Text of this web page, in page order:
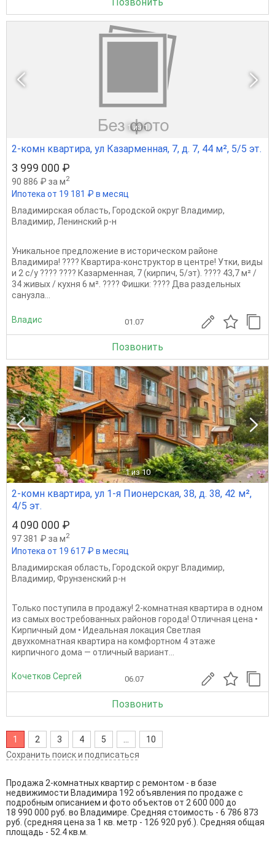
1 из 1
2-комн квартира, ул Казарменная, 7, д. 7, 44 м², 5/5 эт.
3 999 000 ₽
90 886 ₽ за м2
Ипотека от 19 181 ₽ в месяц
Владимирская область, Городской округ Владимир,
Владимир, Ленинский р-н
Уникальное предложение в историческом районе
Владимира! ???? Квартира-конструктор в центре! Утки, виды
и 2 с/у ???? ???? Казарменная, 7 (кирпич, 5/эт). ???? 43,7 м² /
34 живых / кухня 6 м². ???? Фишки: ???? Два раздельных
санузла...
Владис 01.07
Позвонить
1 из 10
2-комн квартира, ул 1-я Пионерская, 38, д. 38, 42 м²,
4/5 эт.
4 090 000 ₽
97 381 ₽ за м2
Ипотека от 19 617 ₽ в месяц
Владимирская область, Городской округ Владимир,
Владимир, Фрунзенский р-н
Только поступила в продажу! 2-комнатная квартира в одном
из самых востребованных районов города! Отличная цена •
Кирпичный дом • Идеальная локация Светлая
двухкомнатная квартира на комфортном 4 этаже
кирпичного дома — отличный вариант...
Кочетков Сергей 06.07
Позвонить
1 2 3 4 5
10
Сохранить поиск и подписаться
Продажа 2-комнатных квартир с ремонтом - в базе
недвижимости Владимира 192 объявления по продаже с
подробным описанием и фото объектов от 2 600 000 до
18 990 000 руб. во Владимире. Средняя стоимость - 6 786 873
руб. (средняя цена за 1 кв. метр - 126 920 руб.). Средняя общая
площадь - 52.4 кв.м.